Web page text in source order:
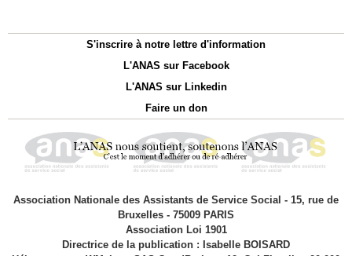
S'inscrire à notre lettre d'information
L'ANAS sur Facebook
L'ANAS sur Linkedin
Faire un don
Association Nationale des Assistants de Service Social - 15, rue de
Bruxelles - 75009 PARIS
Association Loi 1901
Directrice de la publication : Isabelle BOISARD